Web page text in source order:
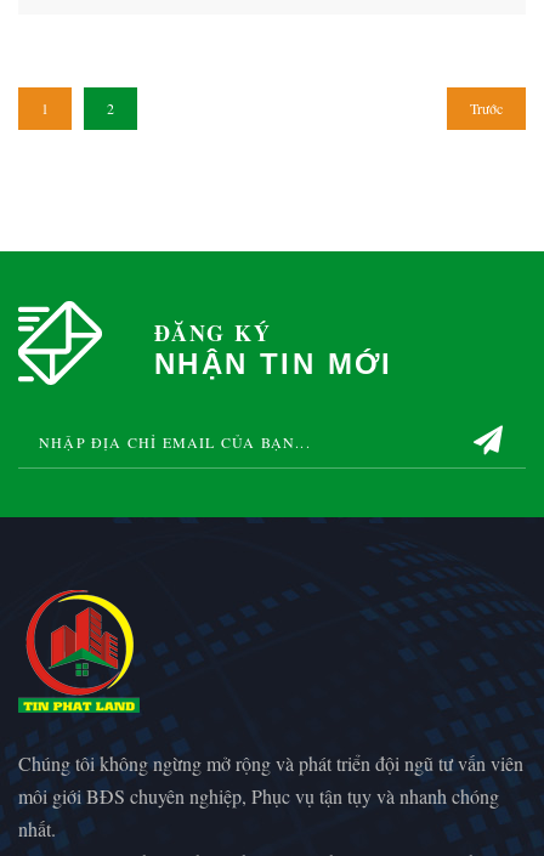
Trước
1 2
ĐĂNG KÝ
NHẬN TIN MỚI
Chúng tôi không ngừng mở rộng và phát triển đội ngũ tư vấn viên
môi giới BĐS chuyên nghiệp, Phục vụ tận tụy và nhanh chóng
nhất.